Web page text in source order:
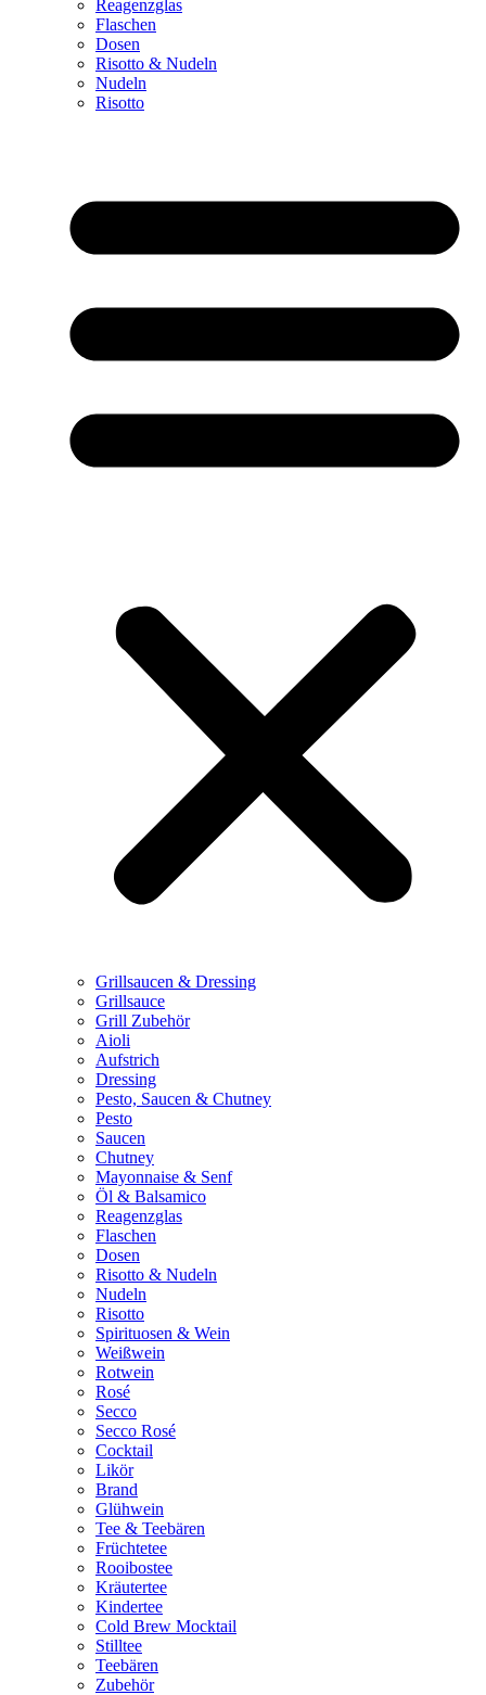
Reagenzglas
Flaschen
Dosen
Risotto & Nudeln
Nudeln
Risotto
Grillsaucen & Dressing
Grillsauce
Grill Zubehör
Aioli
Aufstrich
Dressing
Pesto, Saucen & Chutney
Pesto
Saucen
Chutney
Mayonnaise & Senf
Öl & Balsamico
Reagenzglas
Flaschen
Dosen
Risotto & Nudeln
Nudeln
Risotto
Spirituosen & Wein
Weißwein
Rotwein
Rosé
Secco
Secco Rosé
Cocktail
Likör
Brand
Glühwein
Tee & Teebären
Früchtetee
Rooibostee
Kräutertee
Kindertee
Cold Brew Mocktail
Stilltee
Teebären
Zubehör